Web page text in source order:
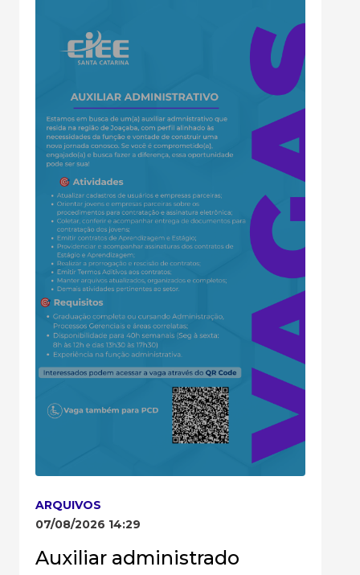
ARQUIVOS
07/08/2026 14:29
Auxiliar administrado